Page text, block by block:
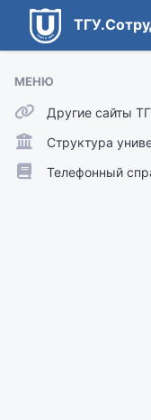
МЕНЮ
Другие сайты
ТГУ.Аккаунты
ТГУ.Расписание
Структура
Телефонный